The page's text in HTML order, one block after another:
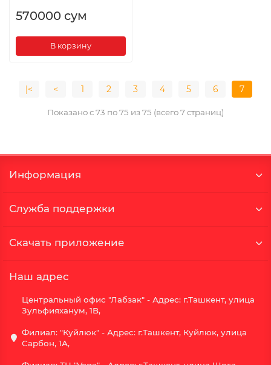
570000 сум
В корзину
|< < 1 2 3 4 5 6 7
Показано с 73 по 75 из 75 (всего 7 страниц)
Информация
Служба поддержки
Скачать приложение
Наш адрес
Центральный офис "Лабзак" - Адрес: г.Ташкент, улица
Зульфияханум, 1B,
Филиал: "Куйлюк" - Адрес: г.Ташкент, Куйлюк, улица
Сарбон, 1А,